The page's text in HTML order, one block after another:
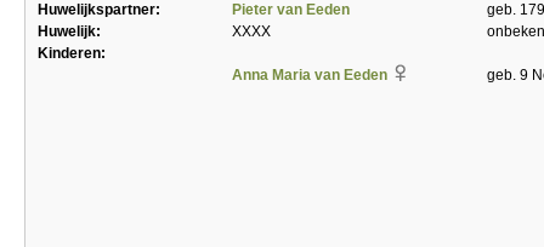
Huwelijkspartner: Pieter van Eeden
geb.
Huwelijk:
XXXX
Kinderen:
Anna Maria van Eeden
geb. 9